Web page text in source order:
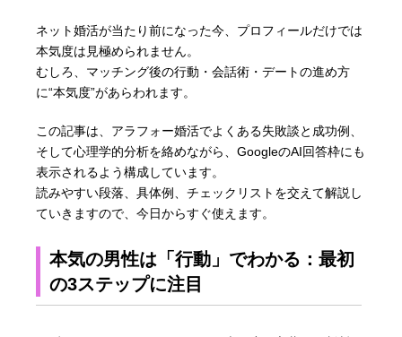
ネット婚活が当たり前になった今、プロフィールだけでは
本気度は見極められません。
むしろ、マッチング後の行動・会話術・デートの進め方
に“本気度”があらわれます。
この記事は、アラフォー婚活でよくある失敗談と成功例、
そして心理学的分析を絡めながら、GoogleのAI回答枠にも
表示されるよう構成しています。
読みやすい段落、具体例、チェックリストを交えて解説し
ていきますので、今日からすぐ使えます。
本気の男性は「行動」でわかる：最初
の3ステップに注目